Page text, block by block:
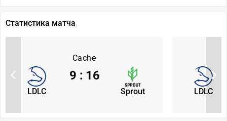
Статистика матча
Cache
LDLC Sprout
9 : 16
LDLC